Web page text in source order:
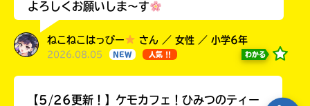
よろしくお願いしま〜す
ねこねこはっぴー さん ／ 女性 ／ 小学6年
2026.08.05 NEW 人気 !! わかる
【5/26更新！】ケモカフェ！ひみつのティー